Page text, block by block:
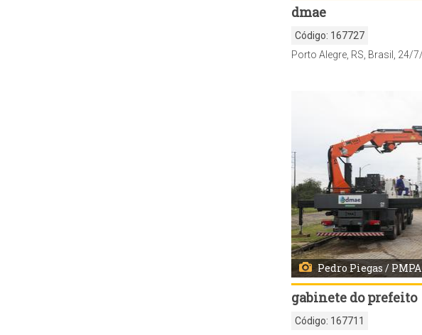
dmae
Código: 167727
Pedro Piegas / PMPA
gabinete do prefeito
Código: 167711